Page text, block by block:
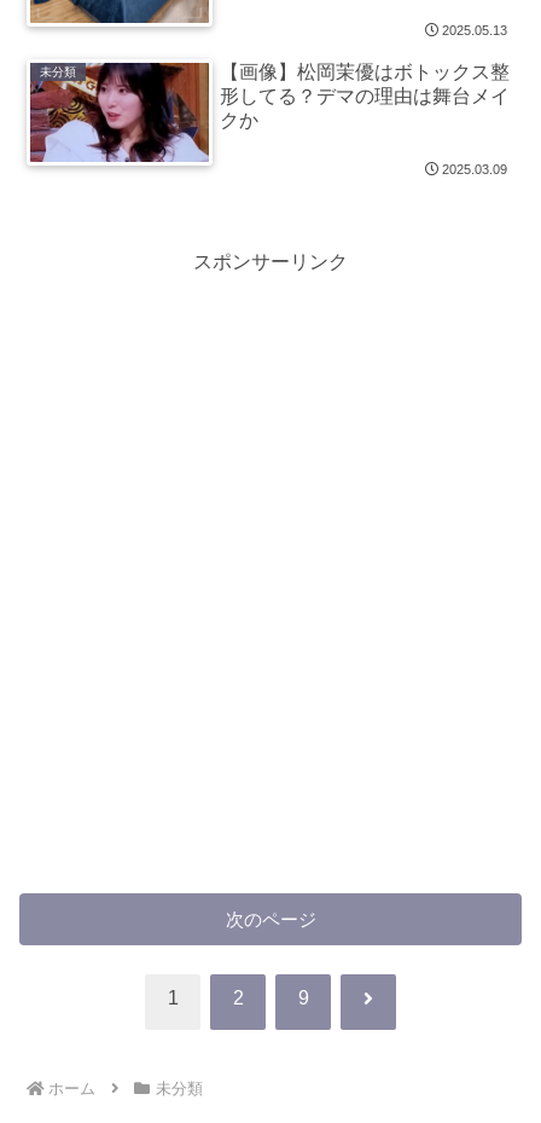
2025.05.13
未分類
【画像】松岡茉優はボトックス整
形してる？デマの理由は舞台メイ
クか
2025.03.09
スポンサーリンク
次のページ
1 2 9 次
ホーム 未分類